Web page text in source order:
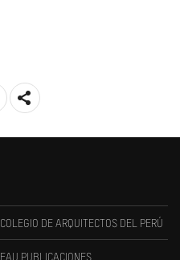
COLEGIO DE ARQUITECTOS DEL PERÚ
FAU PUBLICACIONES